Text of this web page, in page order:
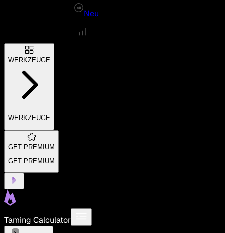
Neu
WERKZEUGE
WERKZEUGE
GET PREMIUM
GET PREMIUM
Taming Calculator